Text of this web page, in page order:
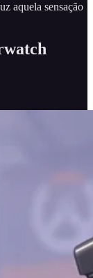
aquela sensação